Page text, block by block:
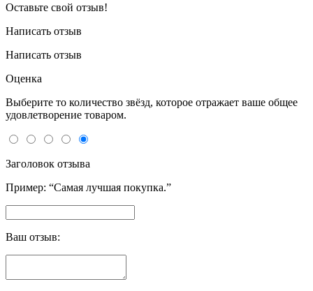
Оставьте свой отзыв!
Написать отзыв
Написать отзыв
Оценка
Выберите то количество звёзд, которое отражает ваше общее
удовлетворение товаром.
Заголовок отзыва
Пример: “Самая лучшая покупка.”
Ваш отзыв: